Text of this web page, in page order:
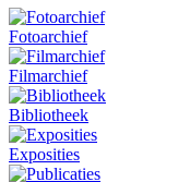
Fotoarchief
Filmarchief
Bibliotheek
Exposities